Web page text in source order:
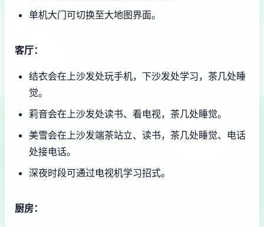
单机大门可切换至大地图界面。
客厅：
结衣会在上沙发处玩手机，下沙发处学习，茶几处睡
觉。
莉音会在上沙发处读书、看电视，茶几处睡觉。
美雪会在上沙发端茶站立、读书，茶几处睡觉、电话
处接电话。
深夜时段可通过电视机学习招式。
厨房：